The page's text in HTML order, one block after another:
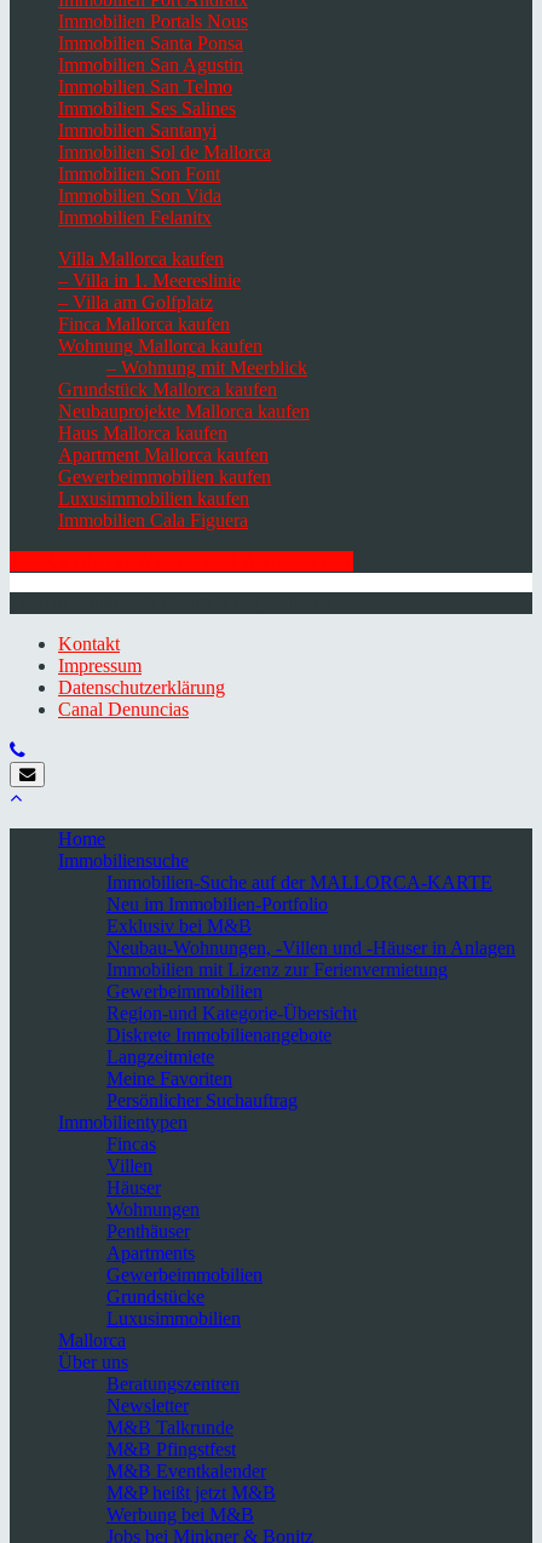
Immobilien Portals Nous
Immobilien Santa Ponsa
Immobilien San Agustin
Immobilien San Telmo
Immobilien Ses Salines
Immobilien Santanyi
Immobilien Sol de Mallorca
Immobilien Son Font
Immobilien Son Vida
Immobilien Felanitx
Villa Mallorca kaufen
– Villa in 1. Meereslinie
– Villa am Golfplatz
Finca Mallorca kaufen
Wohnung Mallorca kaufen
– Wohnung mit Meerblick
Grundstück Mallorca kaufen
Neubauprojekte Mallorca kaufen
Haus Mallorca kaufen
Apartment Mallorca kaufen
Gewerbeimmobilien kaufen
Luxusimmobilien kaufen
Immobilien Cala Figuera
Kontakt
Impressum
Datenschutzerklärung
Canal Denuncias
Home
Immobiliensuche
Immobilien-Suche auf der MALLORCA-KARTE
Neu im Immobilien-Portfolio
Exklusiv bei M&B
Neubau-Wohnungen, -Villen und -Häuser in Anlagen
Immobilien mit Lizenz zur Ferienvermietung
Gewerbeimmobilien
Region-und Kategorie-Übersicht
Diskrete Immobilienangebote
Langzeitmiete
Meine Favoriten
Persönlicher Suchauftrag
Immobilientypen
Fincas
Villen
Häuser
Wohnungen
Penthäuser
Apartments
Gewerbeimmobilien
Grundstücke
Luxusimmobilien
Mallorca
Über uns
Beratungszentren
Newsletter
M&B Talkrunde
M&B Pfingstfest
M&B Eventkalender
M&P heißt jetzt M&B
Werbung bei M&B
Jobs bei Minkner & Bonitz